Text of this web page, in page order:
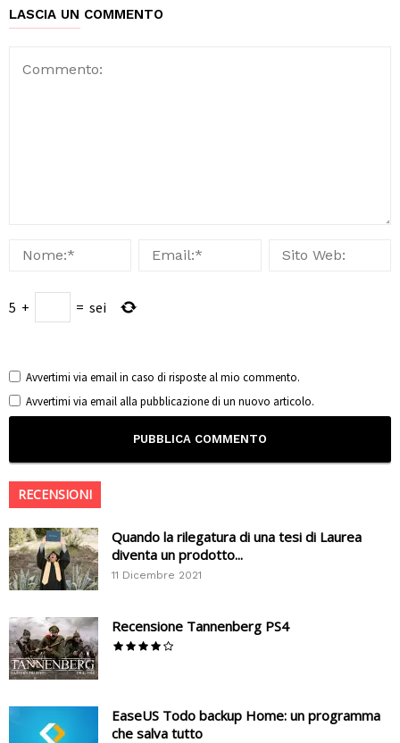
LASCIA UN COMMENTO
5 + = sei
Avvertimi via email in caso di risposte al mio commento.
Avvertimi via email alla pubblicazione di un nuovo articolo.
RECENSIONI
Quando la rilegatura di una tesi di Laurea
diventa un prodotto...
11 Dicembre 2021
Recensione Tannenberg PS4
EaseUS Todo backup Home: un programma
che salva tutto